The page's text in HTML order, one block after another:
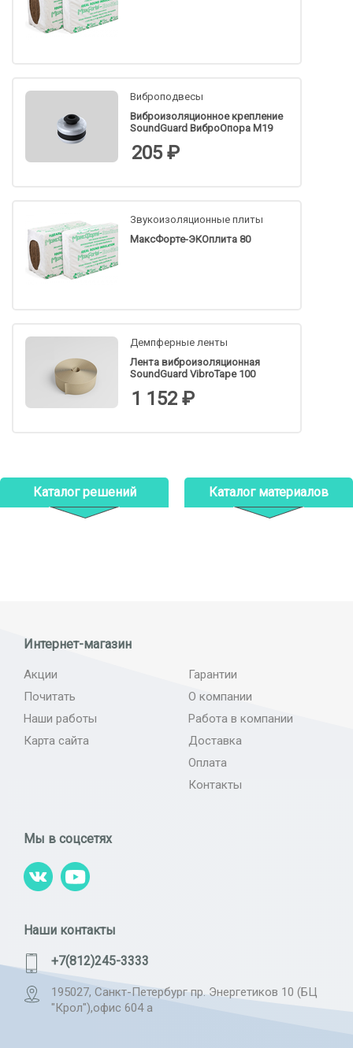
Каталог решений Каталог материалов
Виброподвесы
Виброизоляционное крепление
SoundGuard ВиброОпора М19
205 ₽
Звукоизоляционные плиты
МаксФорте-ЭКОплита 80
Демпферные ленты
Лента виброизоляционная
SoundGuard VibroTape 100
1 152 ₽
Интернет-магазин
Акции
Почитать
Наши работы
Карта сайта
Гарантии
О компании
Работа в компании
Доставка
Оплата
Контакты
Мы в соцсетях
Наши контакты
+7(812)245-3333
195027, Санкт-Петербург пр. Энергетиков 10 (БЦ
"Крол"),офис 604 а